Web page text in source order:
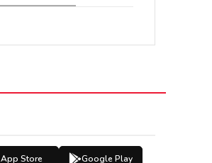
App Store Google Play